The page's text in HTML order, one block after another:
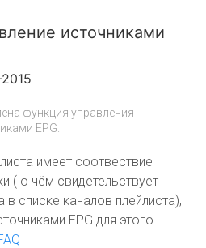
источниками
функция управления
EPG.
имеет соотвествие
( о чём свидетельствует
в списке каналов плейлиста),
EPG для этого